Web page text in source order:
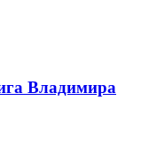
Владимира